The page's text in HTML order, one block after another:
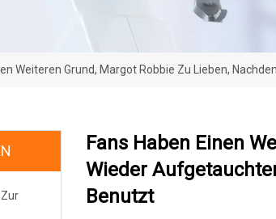
Weiteren Grund, Margot Robbie Zu Lieben,
Fans Haben Einen
Wieder
Benutzt